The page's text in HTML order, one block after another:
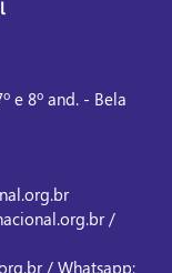
e 8º and. - Bela
/
/ Whatsapp: